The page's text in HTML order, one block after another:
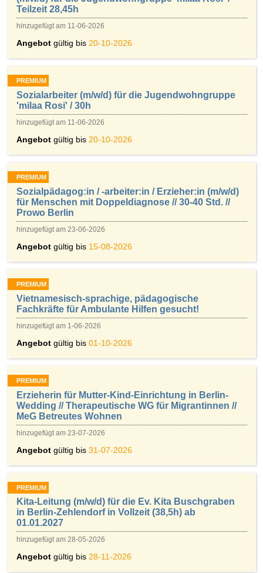
Teilzeit 28,45h
hinzugefügt am 11-06-2026
Angebot gültig bis 20-10-2026
PREMIUM
Sozialarbeiter (m/w/d) für die Jugendwohngruppe
'milaa Rosi' / 30h
hinzugefügt am 11-06-2026
Angebot gültig bis 20-10-2026
PREMIUM
Sozialpädagog:in / -arbeiter:in / Erzieher:in (m/w/d)
für Menschen mit Doppeldiagnose // 30-40 Std. //
Prowo Berlin
hinzugefügt am 23-06-2026
Angebot gültig bis 15-08-2026
PREMIUM
Vietnamesisch-sprachige, pädagogische
Fachkräfte für Ambulante Hilfen gesucht!
hinzugefügt am 1-06-2026
Angebot gültig bis 01-10-2026
PREMIUM
Erzieherin für Mutter-Kind-Einrichtung in Berlin-
Wedding // Therapeutische WG für Migrantinnen //
MeG Betreutes Wohnen
hinzugefügt am 23-07-2026
Angebot gültig bis 31-07-2026
PREMIUM
Kita-Leitung (m/w/d) für die Ev. Kita Buschgraben
in Berlin-Zehlendorf in Vollzeit (38,5h) ab
01.01.2027
hinzugefügt am 28-05-2026
Angebot gültig bis 28-11-2026